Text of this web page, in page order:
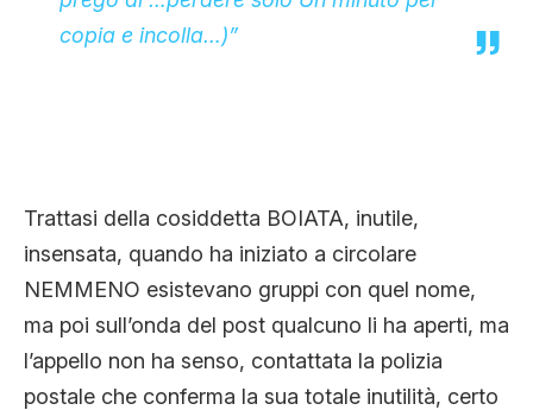
copia e incolla…)”
Trattasi della cosiddetta BOIATA, inutile,
insensata, quando ha iniziato a circolare
NEMMENO esistevano gruppi con quel nome,
ma poi sull’onda del post qualcuno li ha aperti, ma
l’appello non ha senso, contattata la polizia
postale che conferma la sua totale inutilità, certo